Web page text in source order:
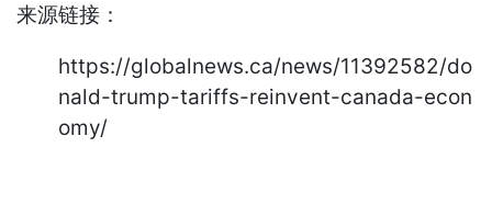
来源链接：
https://globalnews.ca/news/11392582/do
nald-trump-tariffs-reinvent-canada-econ
omy/